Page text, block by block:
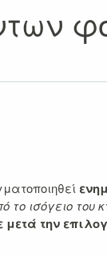
το ισόγειο του
μετά την